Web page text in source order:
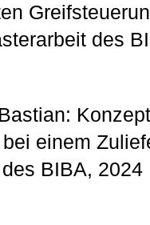
des
bei einem
BIBA, 2024